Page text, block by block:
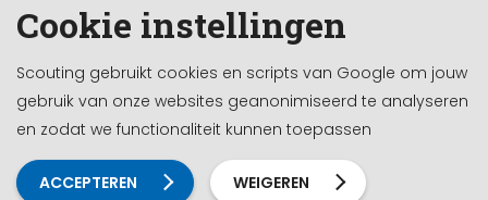
Cookie instellingen
Scouting gebruikt cookies en scripts van Google om jouw
gebruik van onze websites geanonimiseerd te analyseren
en zodat we functionaliteit kunnen toepassen
ACCEPTEREN WEIGEREN
Doneren en nalaten
Privacy
Werken bij
Cookie-instellingen
Ontwikkeld door a&m impact